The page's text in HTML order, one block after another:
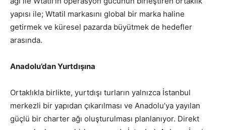
yapısı ile; Wtatil markasını global bir marka haline
getirmek ve küresel pazarda büyütmek de hedefler
arasında.
Anadolu’dan Yurtdışına
Ortaklıkla birlikte, yurtdışı turların yalnızca İstanbul
merkezli bir yapıdan çıkarılması ve Anadolu’ya yayılan
güçlü bir charter ağı oluşturulması planlanıyor. Direkt